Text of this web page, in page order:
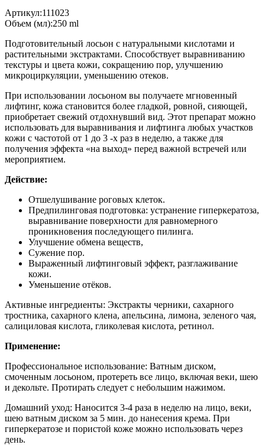
Артикул:111023
Объем (мл):250 ml
Подготовительный лосьон с натуральными кислотами и
растительными экстрактами. Способствует выравниванию
текстуры и цвета кожи, сокращению пор, улучшению
микроциркуляции, уменьшению отеков.
При использовании лосьоном вы получаете мгновенный
лифтинг, кожа становится более гладкой, ровной, сияющей,
приобретает свежий отдохнувший вид. Этот препарат можно
использовать для выравнивания и лифтинга любых участков
кожи с частотой от 1 до 3 -х раз в неделю, а также для
получения эффекта «на выход» перед важной встречей или
мероприятием.
Действие:
Отшелушивание роговых клеток.
Предпилинговая подготовка: устранение гиперкератоза,
выравнивание поверхности для равномерного
проникновения последующего пилинга.
Улучшение обмена веществ,
Сужение пор.
Выраженный лифтинговый эффект, разглаживание
кожи.
Уменьшение отёков.
Активные ингредиенты: Экстракты черники, сахарного
тростника, сахарного клена, апельсина, лимона, зеленого чая,
салициловая кислота, гликолевая кислота, ретинол.
Применение:
Профессиональное использование: Ватным диском,
смоченным лосьоном, протереть все лицо, включая веки, шею
и декольте. Протирать следует с небольшим нажимом.
Домашний уход: Наносится 3-4 раза в неделю на лицо, веки,
шею ватным диском за 5 мин. до нанесения крема. При
гиперкератозе и пористой коже можно использовать через
день.